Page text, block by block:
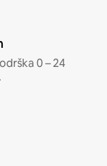
0 – 24